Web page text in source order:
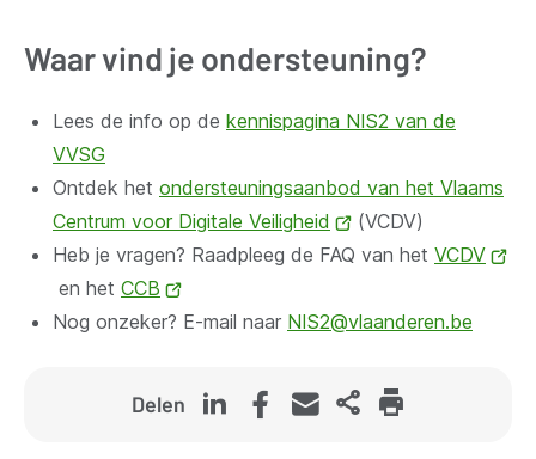
Waar vind je ondersteuning?
Lees de info op de kennispagina NIS2 van de
VVSG
Ontdek het ondersteuningsaanbod van het Vlaams
Centrum voor Digitale Veiligheid
(opent
nieuw
(VCDV)
Heb je vragen? Raadpleeg de FAQ van het VCDV
en het CCB
nieuw
Nog onzeker? E-mail naar NIS2@vlaanderen.be
Delen